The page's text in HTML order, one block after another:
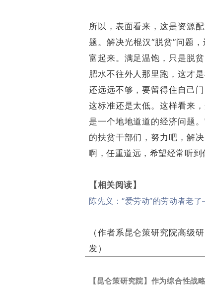
所以，表面看来，这是资源
题。解决光棍汉“脱贫”问题
富起来。满足温饱，只是脱
肥水不往外人那里跑，这才
还远远不够，要留得住自己
这标准还是太低。这样看来
是一个地地道道的经济问题
的扶贫干部们，努力吧，解
啊，任重道远，希望经常听到
【相关阅读】
陈先义：“爱劳动”的劳动者老
（作者系昆仑策研究院高级
发）
【昆仑策研究院】作为综合性战